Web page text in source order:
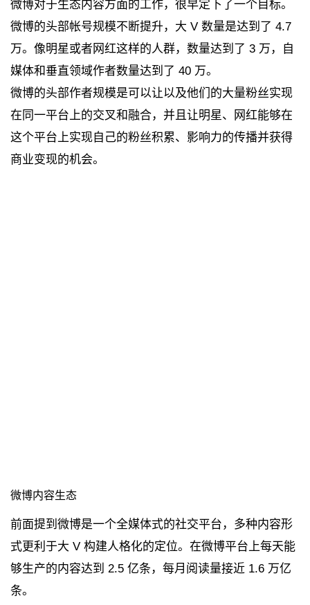
微博对于生态内容方面的工作，很早定下了一个目标。
微博的头部帐号规模不断提升，大 V 数量是达到了 4.7
万。像明星或者网红这样的人群，数量达到了 3 万，自
媒体和垂直领域作者数量达到了 40 万。
微博的头部作者规模是可以让以及他们的大量粉丝实现
在同一平台上的交叉和融合，并且让明星、网红能够在
这个平台上实现自己的粉丝积累、影响力的传播并获得
商业变现的机会。
微博内容生态
前面提到微博是一个全媒体式的社交平台，多种内容形
式更利于大 V 构建人格化的定位。在微博平台上每天能
够生产的内容达到 2.5 亿条，每月阅读量接近 1.6 万亿
条。